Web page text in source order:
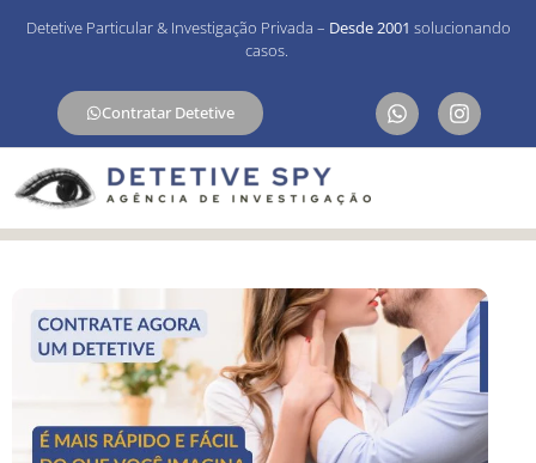
Detetive Particular & Investigação Privada – Desde 2001 solucionando
casos.
Contratar Detetive